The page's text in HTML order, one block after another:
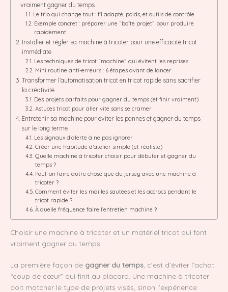
vraiment gagner du temps
Le trio qui change tout : fil adapté, poids, et outils de contrôle
Exemple concret : préparer une “boîte projet” pour produire
rapidement
Installer et régler sa machine à tricoter pour une efficacité tricot
immédiate
Les techniques de tricot “machine” qui évitent les reprises
Mini routine anti-erreurs : 6 étapes avant de lancer
Transformer l’automatisation tricot en tricot rapide sans sacrifier
la créativité
Des projets parfaits pour gagner du temps (et finir vraiment)
Astuces tricot pour aller vite sans se cramer
Entretenir sa machine pour éviter les pannes et gagner du temps
sur le long terme
Les signaux d’alerte à ne pas ignorer
Créer une habitude d’atelier simple (et réaliste)
Quelle machine à tricoter choisir pour débuter et gagner du
temps ?
Peut-on faire autre chose que du jersey avec une machine à
tricoter ?
Comment éviter les mailles sautées et les accrocs pendant le
tricot rapide ?
À quelle fréquence faire l’entretien machine ?
Choisir une machine à tricoter et un matériel tricot qui font
vraiment gagner du temps
La première façon de gagner du temps , c’est d’éviter l’achat
“coup de cœur” qui finit au placard. Une machine à tricoter
doit matcher le type de projets visés, sinon l’expérience